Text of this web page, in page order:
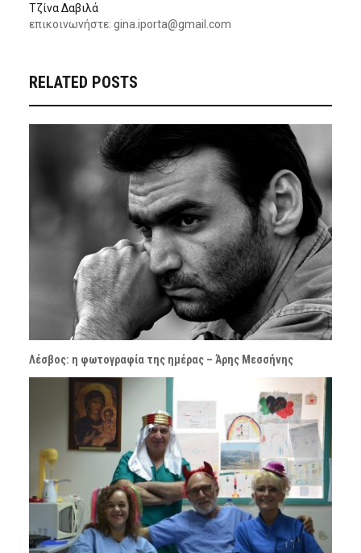
Τζίνα Δαβιλά
επικοινωνήστε: gina.iporta@gmail.com
RELATED POSTS
Λέσβος: η φωτογραφία της ημέρας – Άρης Μεσσήνης